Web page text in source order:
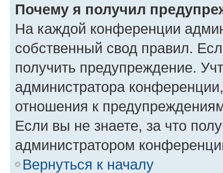
Почему я получил
На каждой конференции
собственный свод правил.
получить предупреждение.
администратора
отношения к
Если вы не знаете, за что
администратором
Вернуться к началу